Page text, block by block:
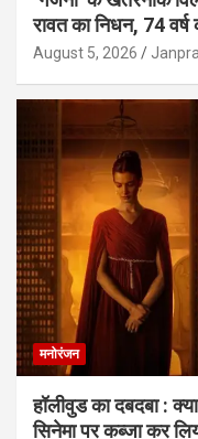
रावत का निधन, 74
August 5, 2026
मनोरंजन
हॉलीवुड का दबदबा :
सिनेमा पर कब्जा कर